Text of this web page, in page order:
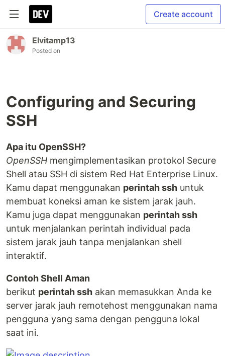
Create account
Elvitamp13
Posted on
Configuring and Securing
SSH
Apa itu OpenSSH?
OpenSSH mengimplementasikan protokol Secure
Shell atau SSH di sistem Red Hat Enterprise Linux.
Kamu dapat menggunakan perintah ssh untuk
membuat koneksi aman ke sistem jarak jauh.
Kamu juga dapat menggunakan perintah ssh
untuk menjalankan perintah individual pada
sistem jarak jauh tanpa menjalankan shell
interaktif.
Contoh Shell Aman
berikut perintah ssh akan memasukkan Anda ke
server jarak jauh remotehost menggunakan nama
pengguna yang sama dengan pengguna lokal
saat ini.